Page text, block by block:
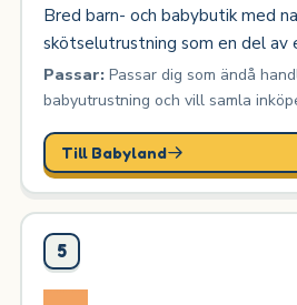
Bred barn- och babybutik med
skötselutrustning som en del
Passar:Passar dig som ändå
babyutrustning och vill samla
Till Babyland
5